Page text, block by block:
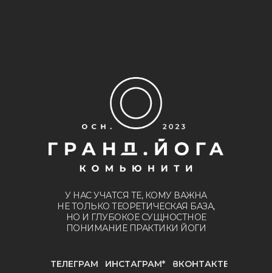
У НАС УЧАТСЯ ТЕ, КОМУ ВАЖНА
НЕ ТОЛЬКО ТЕОРЕТИЧЕСКАЯ БАЗА,
НО И ГЛУБОКОЕ СУЩНОСТНОЕ
ПОНИМАНИЕ ПРАКТИКИ ЙОГИ
ТЕЛЕГРАМ ИНСТАГРАМ* ВКОНТАКТЕ